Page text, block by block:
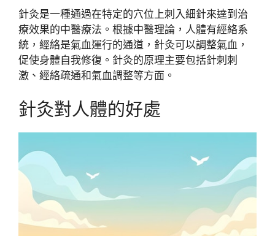
針灸是一種通過在特定的穴位上刺入細針來達到治
療效果的中醫療法。根據中醫理論，人體有經絡系
統，經絡是氣血運行的通道，針灸可以調整氣血，
促使身體自我修復。針灸的原理主要包括針刺刺
激、經絡疏通和氣血調整等方面。
針灸對人體的好處